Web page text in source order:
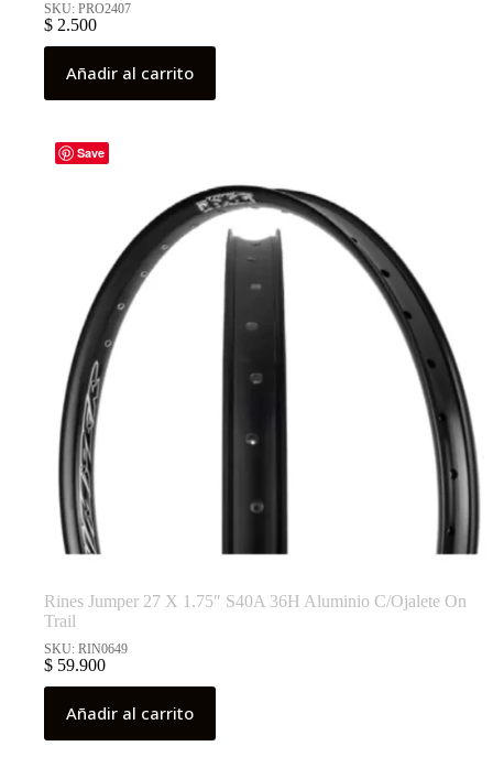
SKU: PRO2407
$ 2.500
Añadir al carrito
Save
Rines Jumper 27 X 1.75″ S40A 36H Aluminio C/Ojalete On
Trail
SKU: RIN0649
$ 59.900
Añadir al carrito